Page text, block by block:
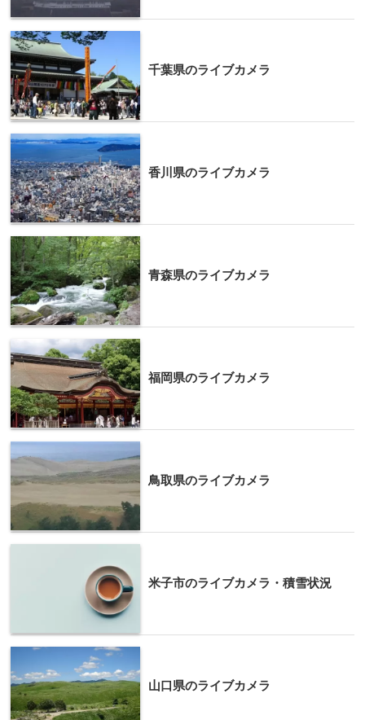
千葉県のライブカメラ
香川県のライブカメラ
青森県のライブカメラ
福岡県のライブカメラ
鳥取県のライブカメラ
米子市のライブカメラ・積雪状況
山口県のライブカメラ